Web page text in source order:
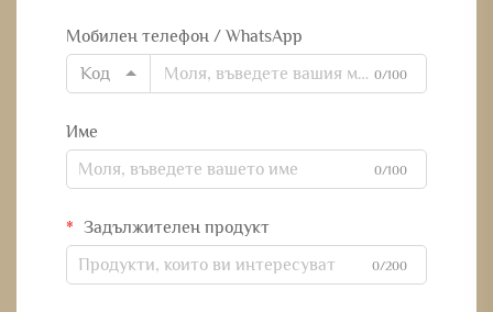
Мобилен телефон / WhatsApp
Код
0/100
Име
0/100
Задължителен продукт
0/200